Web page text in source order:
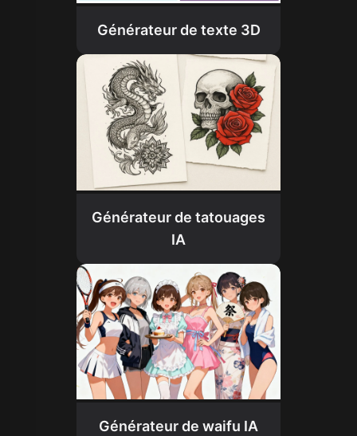
Générateur de texte 3D
Générateur de tatouages
IA
Générateur de waifu IA